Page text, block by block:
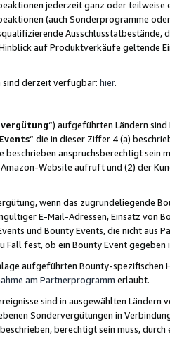
jederzeit ganz oder
(auch Sonderprogramme
Ausschlusstatbestände,
auf Produktverkäufe geltende
sind derzeit verfügbar: hier.
“) aufgeführten Ländern
“ die in dieser Ziffer 4 (a)
beschrieben anspruchsberechtigt sein
Website aufruft und (2) der
wenn das zugrundeliegende
E-Mail-Adressen, Einsatz von
und Bounty Events, die nicht
Fall fest, ob ein Bounty Event
aufgeführten Bounty-spezifischen
am Partnerprogramm erlaubt.
sind in ausgewählten Ländern
Sondervergütungen in
berechtigt sein muss,